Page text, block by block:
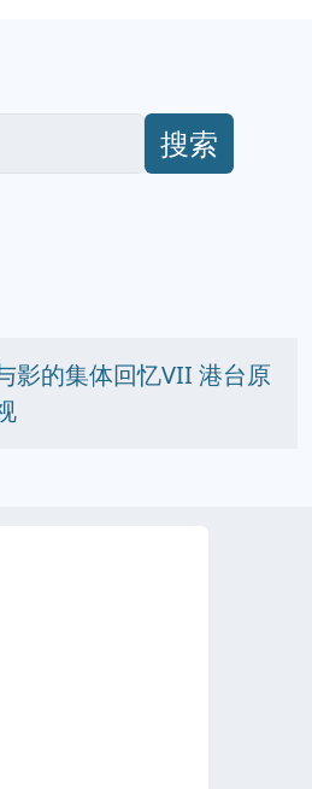
搜索
影的集体回忆VII 港台原